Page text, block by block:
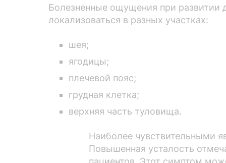
Болезненные ощущения при развитии
локализоваться в разных участках:
шея;
ягодицы;
плечевой пояс;
грудная клетка;
верхняя часть туловища.
Наиболее чувствительными
Повышенная усталость